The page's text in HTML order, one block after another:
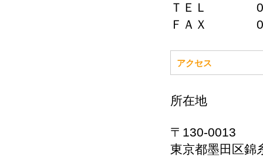
ＴＥＬ 03-
ＦＡＸ 03-
アクセス
所在地
〒130-0013
東京都墨田区